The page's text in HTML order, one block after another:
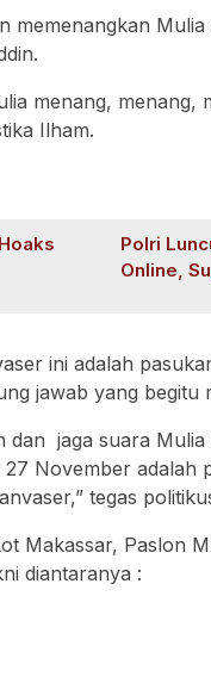
memenangkan
menang, menang,
Ilham.
Polri
Online,
ini adalah
jawab yang begitu
dan jaga suara
November adalah
tegas
Makassar, Paslon
diantaranya :